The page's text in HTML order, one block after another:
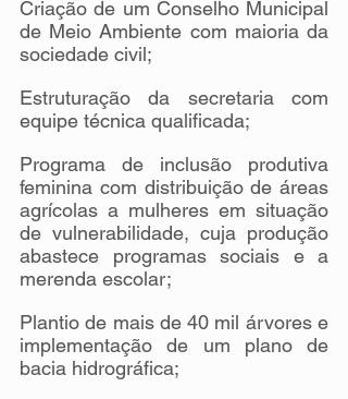
Criação de um Conselho Municipal
de Meio Ambiente com maioria da
sociedade civil;
Estruturação da secretaria com
equipe técnica qualificada;
Programa de inclusão produtiva
feminina com distribuição de áreas
agrícolas a mulheres em situação
de vulnerabilidade, cuja produção
abastece programas sociais e a
merenda escolar;
Plantio de mais de 40 mil árvores e
implementação de um plano de
bacia hidrográfica;